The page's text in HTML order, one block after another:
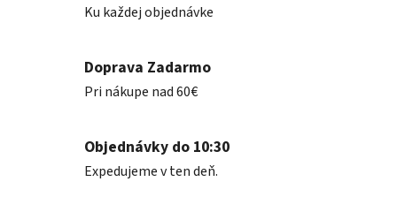
Ku každej objednávke
Doprava Zadarmo
Pri nákupe nad 60€
Objednávky do 10:30
Expedujeme v ten deň.